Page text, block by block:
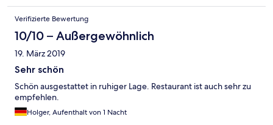
Verifizierte Bewertung
10/10 – Außergewöhnlich
19. März 2019
Sehr schön
Schön ausgestattet in ruhiger Lage. Restaurant ist auch sehr zu
empfehlen.
Holger, Aufenthalt von 1 Nacht